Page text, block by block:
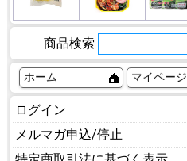
商品検索
ホーム マイページ
ログイン
メルマガ申込/停止